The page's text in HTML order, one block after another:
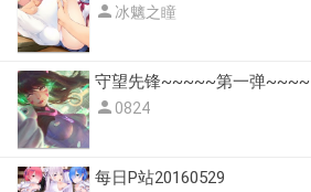
 冰魑之瞳
守望先锋~~~~~第一弹~~~~
 0824
每日P站20160529